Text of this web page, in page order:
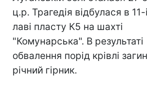
ц.р. Трагедія відбулася в 11-
лаві пласту К5 на шахті
"Комунарська". В результаті
обвалення порід крівлі
річний гірник.